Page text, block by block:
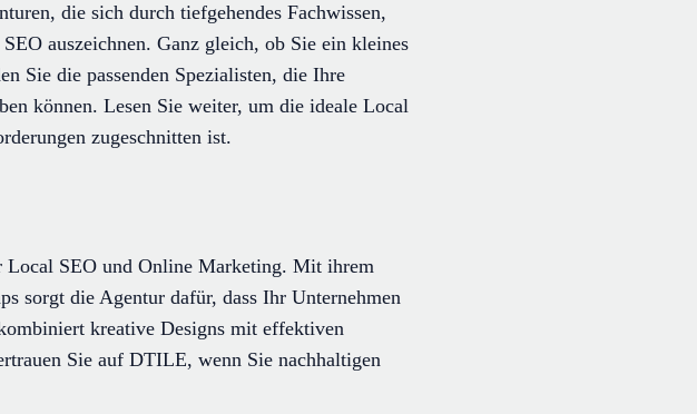
die sich durch tiefgehendes Fachwissen,
auszeichnen. Ganz gleich, ob Sie ein kleines
Sie die passenden Spezialisten, die Ihre
können. Lesen Sie weiter, um die ideale Local
zugeschnitten ist.
SEO und Online Marketing. Mit ihrem
sorgt die Agentur dafür, dass Ihr Unternehmen
kreative Designs mit effektiven
Sie auf DTILE, wenn Sie nachhaltigen